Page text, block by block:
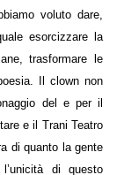
voluto dare,
esorcizzare la
trasformare le
Il clown non
del e per il
e il Trani Teatro
di quanto la gente
di questo